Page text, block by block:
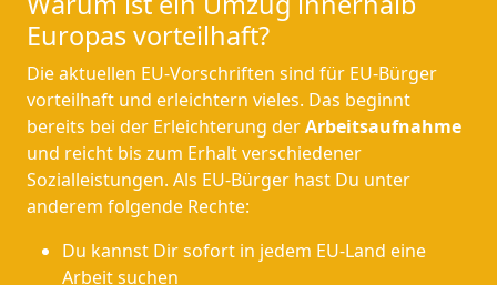
Europas vorteilhaft?
Die aktuellen EU-Vorschriften sind für EU-Bürger
vorteilhaft und erleichtern vieles. Das beginnt
bereits bei der Erleichterung derArbeitsaufnahme
und reicht bis zum Erhalt verschiedener
Sozialleistungen. Als EU-Bürger hast Du unter
anderem folgende Rechte:
Du kannst Dir sofort in jedem EU-Land eine
Arbeit suchen